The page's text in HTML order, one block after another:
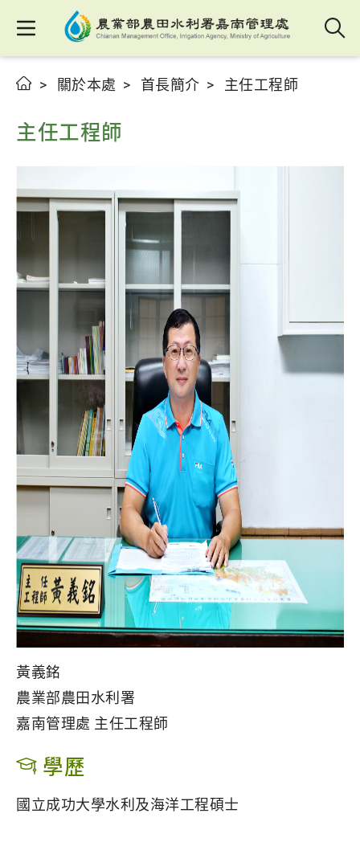
關於本處 首長簡介 主任工程師
主任工程師
黃義銘
農業部農田水利署
嘉南管理處 主任工程師
學歷
國立成功大學水利及海洋工程碩士